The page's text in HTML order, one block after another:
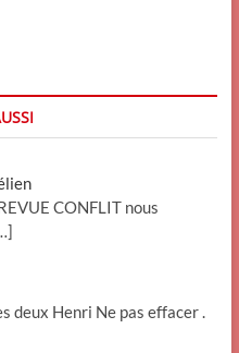
CONFLIT nous
deux Henri Ne pas effacer .